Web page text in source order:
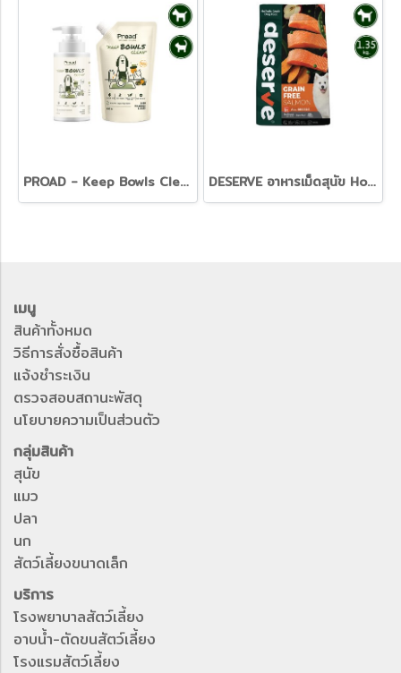
PROAD - Keep Bowls Clean - น้ำยาล้างจาน และภาชนะสัตว์เลี้ยง DESERVE อาหารเม็ดสุนัข Holistic Grain Free สูตร Salmon บำรุงขนสวย ลดอาการแพ้ ปราศจากธัญพืช [1.35kg]
เมนู
สินค้าทั้งหมด
วิธีการสั่งซื้อสินค้า
แจ้งชำระเงิน
ตรวจสอบสถานะพัสดุ
นโยบายความเป็นส่วนตัว
กลุ่มสินค้า
สุนัข
แมว
ปลา
นก
สัตว์เลี้ยงขนาดเล็ก
บริการ
โรงพยาบาลสัตว์เลี้ยง
อาบน้ำ-ตัดขนสัตว์เลี้ยง
โรงแรมสัตว์เลี้ยง